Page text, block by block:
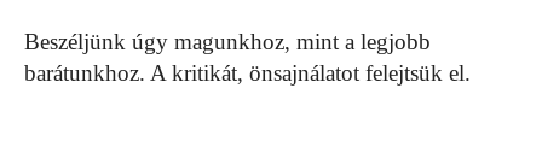
Beszéljünk úgy magunkhoz, mint a legjobb
barátunkhoz. A kritikát, önsajnálatot felejtsük el.